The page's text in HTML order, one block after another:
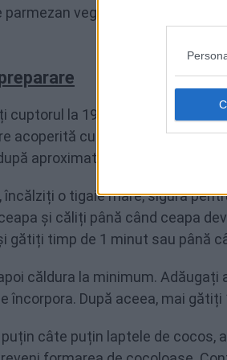
parmezan vegan
cuptorul la 190 de grade
acoperită cu capac, până când
aproximativ 15 minute. Se ia
încălziți o tigaie mare, sigură
și căliți până când ceapa
gătiți timp de 1 minut sau până
căldura la minimum.
încorpora. După aceea, mai gătiți
câte puțin laptele de cocos,